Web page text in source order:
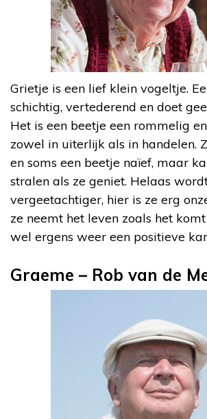
Grietje is een lief klein vogeltje.
schichtig, vertederend en doet
Het is een beetje een rommelig
zowel in uiterlijk als in handelen.
en soms een beetje naïef, maar
stralen als ze geniet. Helaas
vergeetachtiger, hier is ze erg
ze neemt het leven zoals het
wel ergens weer een positieve
Graeme – Rob van de